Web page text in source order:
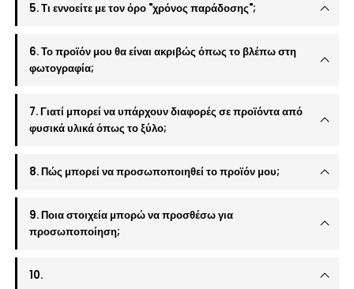
5. Τι εννοείτε με τον όρο "χρόνος παράδοσης";
6. Το προϊόν μου θα είναι ακριβώς όπως το βλέπω στη
φωτογραφία;
7. Γιατί μπορεί να υπάρχουν διαφορές σε προϊόντα από
φυσικά υλικά όπως το ξύλο;
8. Πώς μπορεί να προσωποποιηθεί το προϊόν μου;
9. Ποια στοιχεία μπορώ να προσθέσω για
προσωποποίηση;
10.